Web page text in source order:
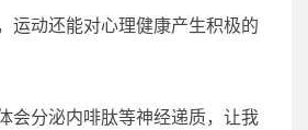
运动还能对心理健康产生积极的
会分泌内啡肽等神经递质，让我